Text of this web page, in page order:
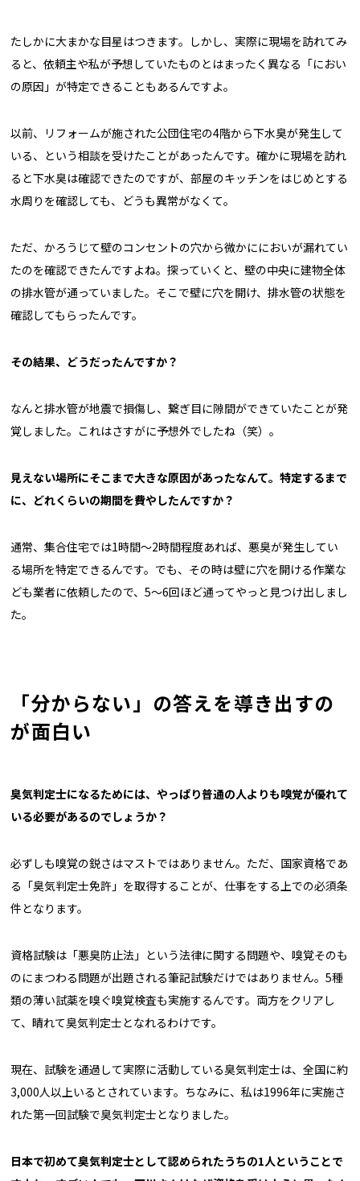
たしかに大まかな目星はつきます。しかし、実際に現場を訪れてみ
ると、依頼主や私が予想していたものとはまったく異なる「におい
の原因」が特定できることもあるんですよ。
以前、リフォームが施された公団住宅の4階から下水臭が発生して
いる、という相談を受けたことがあったんです。確かに現場を訪れ
ると下水臭は確認できたのですが、部屋のキッチンをはじめとする
水周りを確認しても、どうも異常がなくて。
ただ、かろうじて壁のコンセントの穴から微かににおいが漏れてい
たのを確認できたんですよね。探っていくと、壁の中央に建物全体
の排水管が通っていました。そこで壁に穴を開け、排水管の状態を
確認してもらったんです。
――その結果、どうだったんですか？
なんと排水管が地震で損傷し、繋ぎ目に隙間ができていたことが発
覚しました。これはさすがに予想外でしたね（笑）。
――見えない場所にそこまで大きな原因があったなんて。特定するまで
に、どれくらいの期間を費やしたんですか？
通常、集合住宅では1時間〜2時間程度あれば、悪臭が発生してい
る場所を特定できるんです。でも、その時は壁に穴を開ける作業な
ども業者に依頼したので、5〜6回ほど通ってやっと見つけ出しまし
た。
「分からない」の答えを導き出すの
が面白い
――臭気判定士になるためには、やっぱり普通の人よりも嗅覚が優れて
いる必要があるのでしょうか？
必ずしも嗅覚の鋭さはマストではありません。ただ、国家資格であ
る「臭気判定士免許」を取得することが、仕事をする上での必須条
件となります。
資格試験は「悪臭防止法」という法律に関する問題や、嗅覚そのも
のにまつわる問題が出題される筆記試験だけではありません。5種
類の薄い試薬を嗅ぐ嗅覚検査も実施するんです。両方をクリアし
て、晴れて臭気判定士となれるわけです。
現在、試験を通過して実際に活動している臭気判定士は、全国に約
3,000人以上いるとされています。ちなみに、私は1996年に実施さ
れた第一回試験で臭気判定士となりました。
――日本で初めて臭気判定士として認められたうちの1人ということで